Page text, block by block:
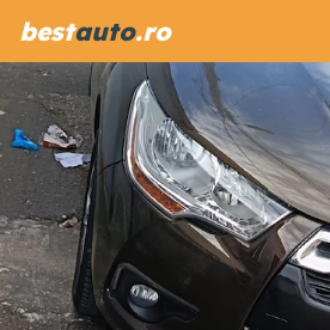
bestauto.ro